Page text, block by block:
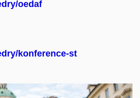
oedaf
konference-st